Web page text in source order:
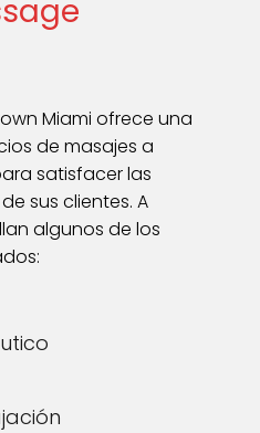
Miami ofrece una
de masajes a
satisfacer las
sus clientes. A
algunos de los